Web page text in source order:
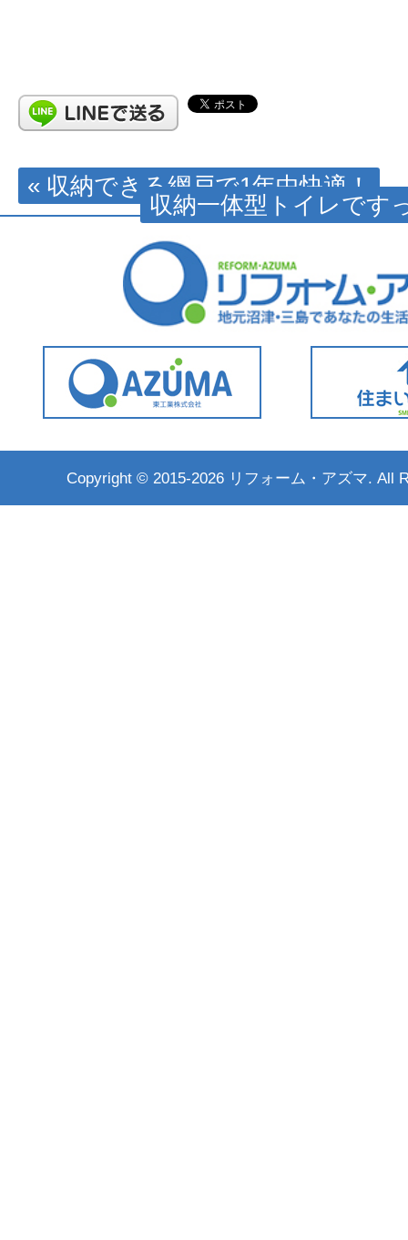
« 収納できる網戸で1年中快適！
収納一体型トイレです
Copyright © 2015-2026 リフォーム・アズマ. All